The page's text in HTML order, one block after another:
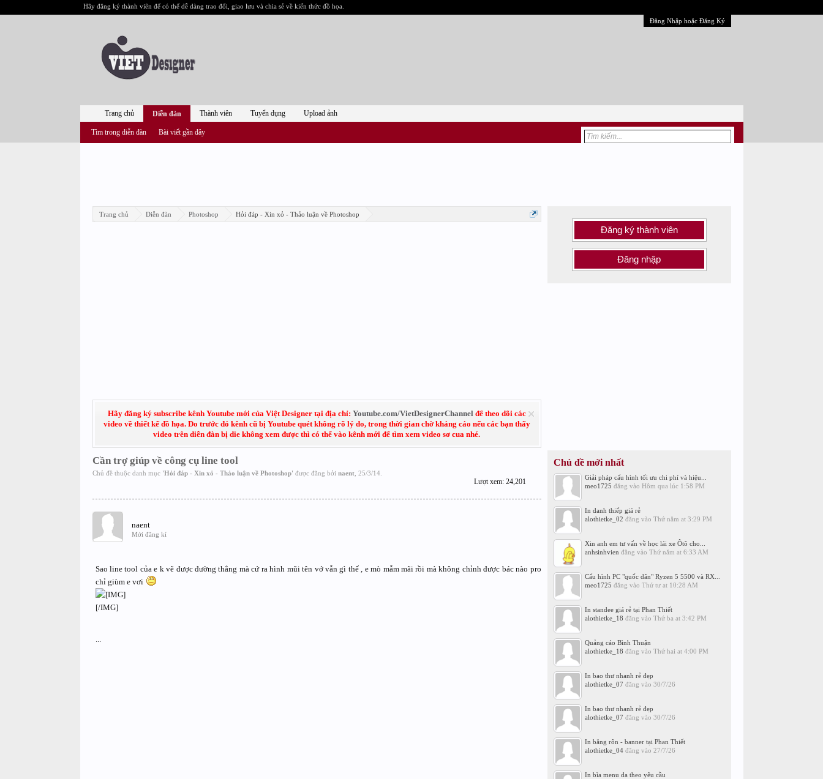
Hãy đăng ký thành viên để có thể dễ dàng trao đổi, giao lưu và chia sẻ về kiến thức đồ họa.
Đăng Nhập hoặc Đăng Ký
Trang chủ Diễn đàn Photoshop Hỏi đáp - Xin xỏ - Thảo luận về Photoshop
Hãy đăng ký subscribe kênh Youtube mới của Việt Designer tại địa chỉ: Youtube.com/VietDesignerChannelđể theo dõi các
video về thiết kế đồ họa. Do trước đó kênh cũ bị Youtube quét không rõ lý do, trong thời gian chờ kháng cáo nếu các bạn thấy
video trên diễn đàn bị die không xem được thì có thể vào kênh mới để tìm xem video sơ cua nhé.
Cần trợ giúp về công cụ line tool
Chủ đề thuộc danh mục 'Hỏi đáp - Xin xỏ - Thảo luận về Photoshop' được đăng bởi naent, 25/3/14.
Lượt xem: 24,201
naent
Mới đăng kí
Sao line tool của e k vẽ được đường thẳng mà cứ ra hình mũi tên vớ vẫn gì thế , e mò mẫm mãi rồi mà không chỉnh được bác nào pro
chỉ giùm e vơi
[/IMG]
...
Đăng ký thành viên
Đăng nhập
Chủ đề mới nhất
Giải pháp cấu hình tối ưu chi phí và hiệu...
meo1725 đăng vào Hôm qua lúc 1:58 PM
In danh thiếp giá rẻ
alothietke_02 đăng vào Thứ năm at 3:29 PM
Xin anh em tư vấn về học lái xe Ôtô cho...
anhsinhvien đăng vào Thứ năm at 6:33 AM
Cấu hình PC "quốc dân" Ryzen 5 5500 và RX...
meo1725 đăng vào Thứ tư at 10:28 AM
In standee giá rẻ tại Phan Thiết
alothietke_18 đăng vào Thứ ba at 3:42 PM
Quảng cáo Bình Thuận
alothietke_18 đăng vào Thứ hai at 4:00 PM
In bao thư nhanh rẻ đẹp
alothietke_07 đăng vào 30/7/26
In bao thư nhanh rẻ đẹp
alothietke_07 đăng vào 30/7/26
In băng rôn - banner tại Phan Thiết
alothietke_04đăng vào 27/7/26
In bìa menu da theo yêu cầu
Trang chủ Diễn đàn
Tìm trong diễn đàn Bài viết gần đây
Thành viên Tuyển dụng Upload ảnh